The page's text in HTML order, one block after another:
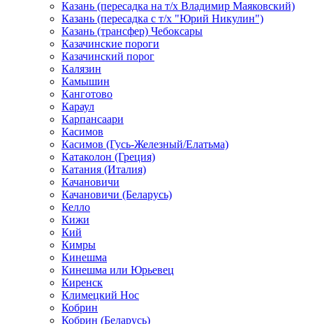
Казань (пересадка на т/х Владимир Маяковский)
Казань (пересадка с т/х "Юрий Никулин")
Казань (трансфер) Чебоксары
Казачинские пороги
Казачинский порог
Калязин
Камышин
Канготово
Караул
Карпансаари
Касимов
Касимов (Гусь-Железный/Елатьма)
Катаколон (Греция)
Катания (Италия)
Качановичи
Качановичи (Беларусь)
Келло
Кижи
Кий
Кимры
Кинешма
Кинешма или Юрьевец
Киренск
Климецкий Нос
Кобрин
Кобрин (Беларусь)